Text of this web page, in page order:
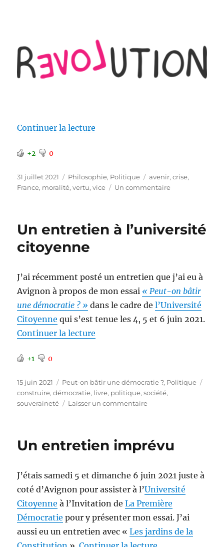
Continuer la lecture
+2 0
Publié
le
31 juillet 2021 Catégories
Philosophie, Politique Étiquettes
avenir,crise,
France, moralité,vertu,vice Un commentairesur
un
Un entretien à l’université
citoyenne
J’ai récemment posté un entretien que j’ai eu à
Avignon à propos de mon essai « Peut-on bâtir
une démocratie ? » dans le cadre del’Université
Citoyenne qui s’est tenue les 4, 5 et 6 juin 2021.
Continuer la lecture
+1 0
Publié
le
15 juin 2021 Catégories
Peut-on bâtir une démocratie ?, Politique
construire,démocratie, livre, politique,société,
souveraineté
Laisser un commentairesur
l’université
Un entretien imprévu
J’étais samedi 5 et dimanche 6 juin 2021 juste à
coté d’Avignon pour assister à l’Université
Citoyenne à l’Invitation deLa Première
Démocratie pour y présenter mon essai. J’ai
aussi eu un entretien avec «Les jardins de la